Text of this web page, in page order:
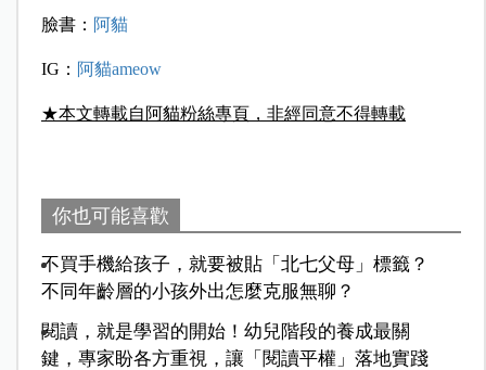
臉書： 阿貓
IG： 阿貓ameow
★本文轉載自阿貓粉絲專頁，非經同意不得轉載
你也可能喜歡
不買手機給孩子，就要被貼「北七父母」標籤？
不同年齡層的小孩外出怎麼克服無聊？
閱讀，就是學習的開始！幼兒階段的養成最關
鍵，專家盼各方重視，讓「閱讀平權」落地實踐